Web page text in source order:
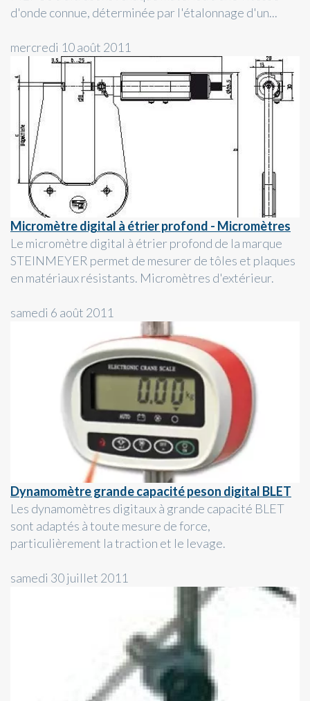
d'onde connue, déterminée par l'étalonnage d'un...
mercredi 10 août 2011
Micromètre digital à étrier profond - Micromètres
Le micromètre digital à étrier profond de la marque
STEINMEYER permet de mesurer de tôles et plaques
en matériaux résistants. Micromètres d'extérieur.
samedi 6 août 2011
Dynamomètre grande capacité peson digital BLET
Les dynamomètres digitaux à grande capacité BLET
sont adaptés à toute mesure de force,
particulièrement la traction et le levage.
samedi 30 juillet 2011